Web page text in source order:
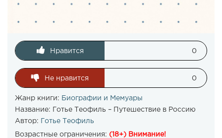
Нравится 0
Не нравится 0
Жанр книги: Биографии и Мемуары
Название: Готье Теофиль – Путешествие в Россию
Автор:
Готье Теофиль
Возрастные ограничения: (18+) Внимание!